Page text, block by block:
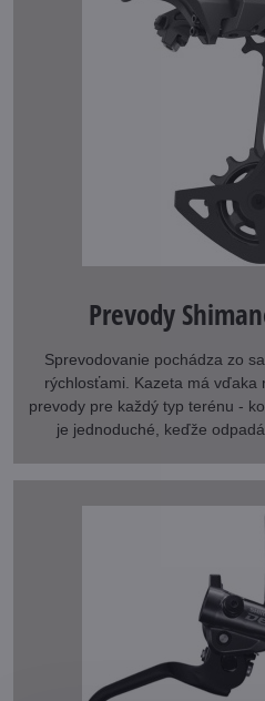
Prevody
Sprevodovanie pochádza zo
rýchlosťami. Kazeta má vďaka
prevody pre každý typ terénu -
je jednoduché, keďže